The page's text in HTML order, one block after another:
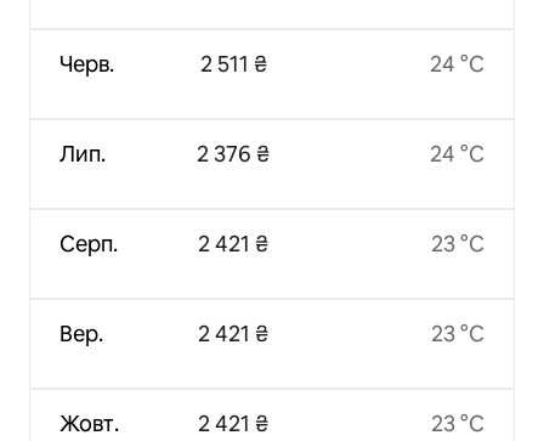
Черв.
Лип.
Серп.
Вер.
Жовт.
2 511 ₴
2 376 ₴
2 421 ₴
2 421 ₴
2 421 ₴
24 °C
24 °C
23 °C
23 °C
23 °C